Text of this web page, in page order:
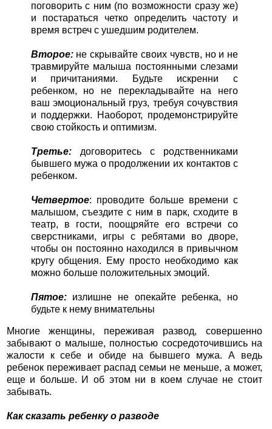
поговорить с ним (по возможности сразу же)
и постараться четко определить частоту и
время встреч с ушедшим родителем.
Второе:не скрывайте своих чувств, но и не
травмируйте малыша постоянными слезами
и причитаниями. Будьте искренни с
ребенком, но не перекладывайте на него
ваш эмоциональный груз, требуя сочувствия
и поддержки. Наоборот, продемонстрируйте
свою стойкость и оптимизм.
Третье:договоритесь с родственниками
бывшего мужа о продолжении их контактов с
ребенком.
Четвертое: проводите больше времени с
малышом, съездите с ним в парк, сходите в
театр, в гости, поощряйте его встречи со
сверстниками, игры с ребятами во дворе,
чтобы он постоянно находился в привычном
кругу общения. Ему просто необходимо как
можно больше положительных эмоций.
Пятое:излишне не опекайте ребенка, но
будьте к нему внимательны
Многие женщины, переживая развод, совершенно
забывают о малыше, полностью сосредоточившись на
жалости к себе и обиде на бывшего мужа. А ведь
ребенок переживает распад семьи не меньше, а может,
еще и больше. И об этом ни в коем случае не стоит
забывать.
Как сказать ребенку о разводе